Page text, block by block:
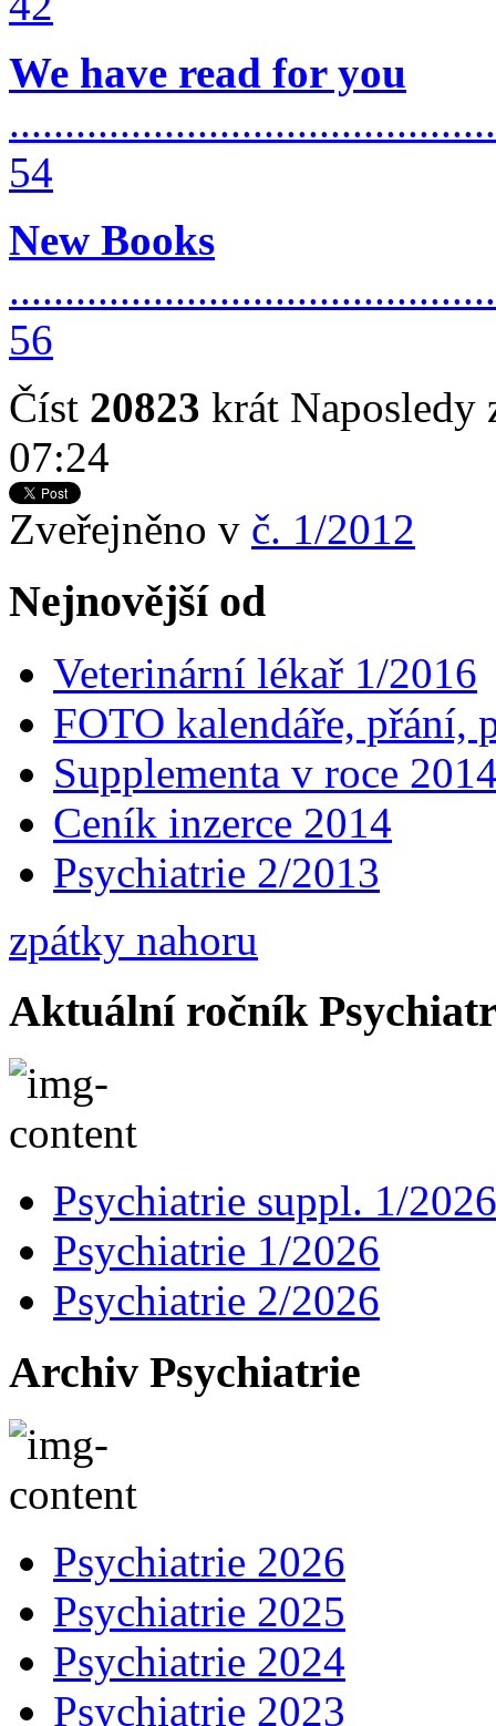
We have read for you
54
New Books
56
Číst 20823 krát Naposledy
07:24
Zveřejněno v č. 1/2012
Nejnovější od
Veterinární lékař 1/2016
FOTO kalendáře, přání,
Supplementa v roce
Ceník inzerce 2014
Psychiatrie 2/2013
zpátky nahoru
Aktuální ročník
Psychiatrie suppl. 1/2026
Psychiatrie 1/2026
Psychiatrie 2/2026
Archiv Psychiatrie
Psychiatrie 2026
Psychiatrie 2025
Psychiatrie 2024
Psychiatrie 2023